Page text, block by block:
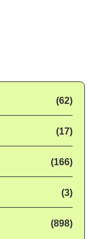
(62)
(17)
(166)
(3)
(898)